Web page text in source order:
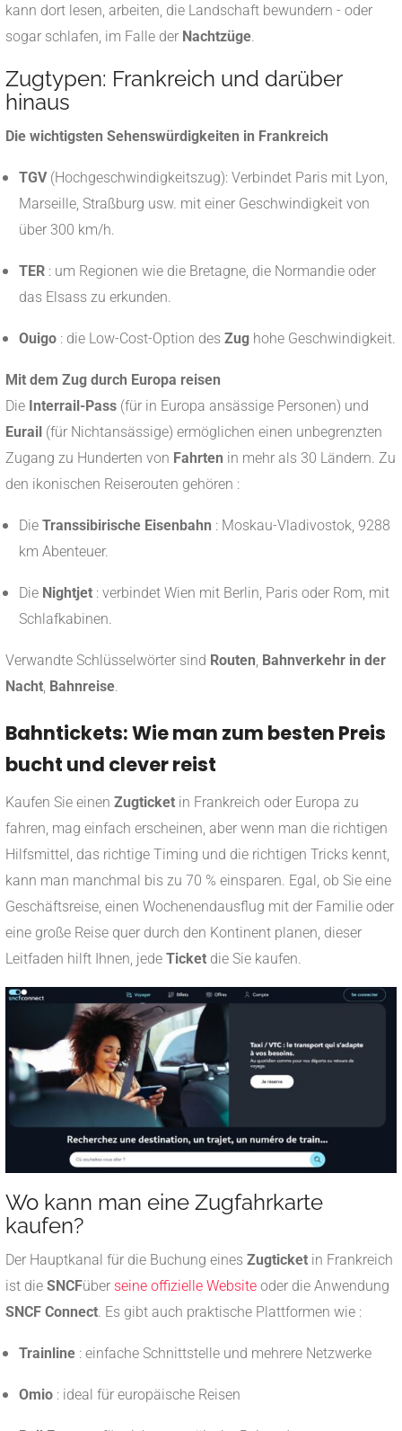
kann dort lesen, arbeiten, die Landschaft bewundern - oder
sogar schlafen, im Falle der Nachtzüge
Zugtypen: Frankreich und darüber
hinaus
Die wichtigsten Sehenswürdigkeiten in Frankreich
TGV(Hochgeschwindigkeitszug): Verbindet Paris mit Lyon,
Marseille, Straßburg usw. mit einer Geschwindigkeit von
über 300 km/h.
TER : um Regionen wie die Bretagne, die Normandie oder
das Elsass zu erkunden.
Ouigo : die Low-Cost-Option des Zug hohe Geschwindigkeit.
Mit dem Zug durch Europa reisen
Die Interrail-Pass (für in Europa ansässige Personen) und
Eurail (für Nichtansässige) ermöglichen einen unbegrenzten
Zugang zu Hunderten von Fahrten in mehr als 30 Ländern. Zu
den ikonischen Reiserouten gehören :
Die Transsibirische Eisenbahn : Moskau-Vladivostok, 9288
km Abenteuer.
Die Nightjet : verbindet Wien mit Berlin, Paris oder Rom, mit
Schlafkabinen.
Verwandte Schlüsselwörter sind Routen Bahnverkehr in der
Nacht Bahnreise
Bahntickets: Wie man zum besten Preis
bucht und clever reist
Kaufen Sie einen Zugticket in Frankreich oder Europa zu
fahren, mag einfach erscheinen, aber wenn man die richtigen
Hilfsmittel, das richtige Timing und die richtigen Tricks kennt,
kann man manchmal bis zu 70 % einsparen. Egal, ob Sie eine
Geschäftsreise, einen Wochenendausflug mit der Familie oder
eine große Reise quer durch den Kontinent planen, dieser
Leitfaden hilft Ihnen, jede Ticket die Sie kaufen.
Wo kann man eine Zugfahrkarte
kaufen?
Der Hauptkanal für die Buchung eines Zugticket in Frankreich
ist die SNCFüber seine offizielle Website oder die Anwendung
SNCF Connect . Es gibt auch praktische Plattformen wie :
Trainline : einfache Schnittstelle und mehrere Netzwerke
Omio : ideal für europäische Reisen